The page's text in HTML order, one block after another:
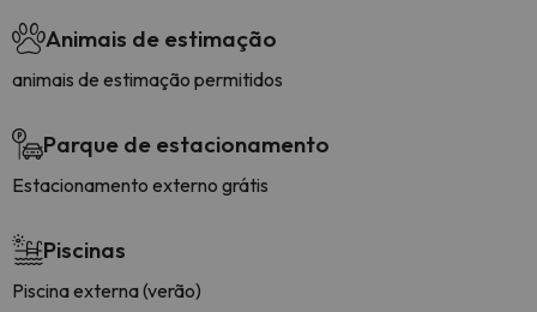
Animais de estimação
animais de estimação permitidos
Parque de estacionamento
Estacionamento externo grátis
Piscinas
Piscina externa (verão)